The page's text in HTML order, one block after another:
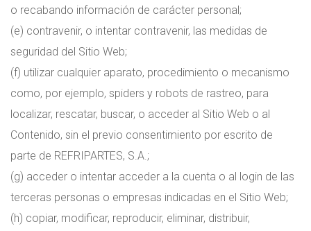
o recabando información de carácter personal;
(e) contravenir, o intentar contravenir, las medidas de
seguridad del Sitio Web;
(f) utilizar cualquier aparato, procedimiento o mecanismo
como, por ejemplo, spiders y robots de rastreo, para
localizar, rescatar, buscar, o acceder al Sitio Web o al
Contenido, sin el previo consentimiento por escrito de
parte de REFRIPARTES, S.A.;
(g) acceder o intentar acceder a la cuenta o al login de las
terceras personas o empresas indicadas en el Sitio Web;
(h) copiar, modificar, reproducir, eliminar, distribuir,